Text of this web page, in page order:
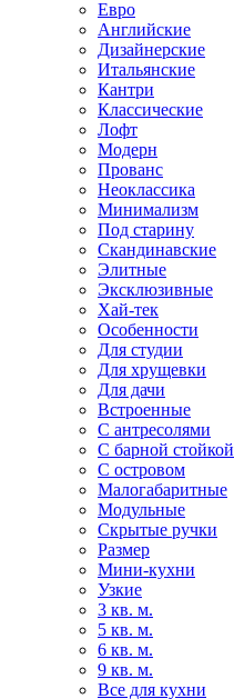
Евро
Английские
Дизайнерские
Итальянские
Кантри
Классические
Лофт
Модерн
Прованс
Неоклассика
Минимализм
Под старину
Скандинавские
Элитные
Эксклюзивные
Хай-тек
Особенности
Для студии
Для хрущевки
Для дачи
Встроенные
С антресолями
С барной стойкой
С островом
Малогабаритные
Модульные
Скрытые ручки
Размер
Мини-кухни
Узкие
3 кв. м.
5 кв. м.
6 кв. м.
9 кв. м.
Все для кухни